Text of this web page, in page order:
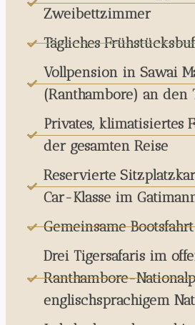
Zweibettzimmer
Tägliches
Vollpension in Sawai
(Ranthambore) an den
Privates, klimatisiertes
der gesamten Reise
Reservierte
Car-Klasse im
Gemeinsame
Drei Tigersafaris im
Ranthambore-
englischsprachigem